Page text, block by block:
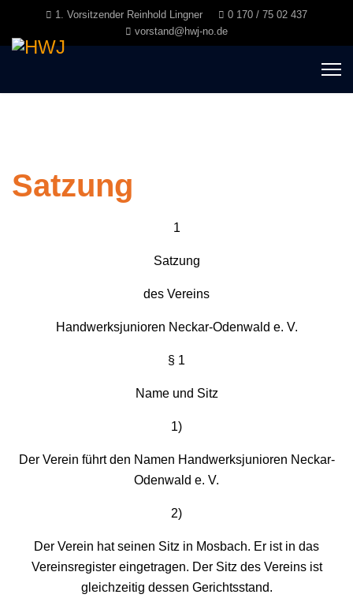
1. Vorsitzender Reinhold Lingner
0 170 / 75 02 437
vorstand@hwj-no.de
Satzung
1
Satzung
des Vereins
Handwerksjunioren Neckar-Odenwald e. V.
§ 1
Name und Sitz
1)
Der Verein führt den Namen Handwerksjunioren Neckar-
Odenwald e. V.
2)
Der Verein hat seinen Sitz in Mosbach. Er ist in das
Vereinsregister eingetragen. Der Sitz des Vereins ist
gleichzeitig dessen Gerichtsstand.